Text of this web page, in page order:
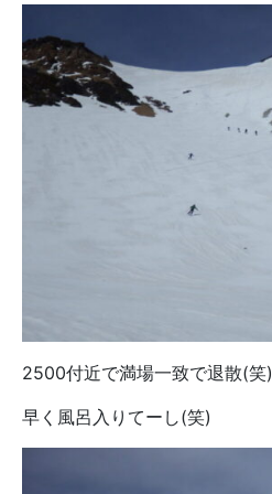
2500付近で満場一致で退散(笑)
早く風呂入りてーし(笑)